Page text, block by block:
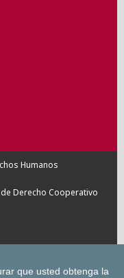
Humanos
Derecho Cooperativo
que usted obtenga la